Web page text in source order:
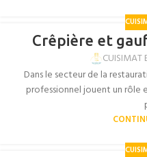
Crêpière et
CUISIMAT
Dans le secteur de la
professionnel jouent un rôle